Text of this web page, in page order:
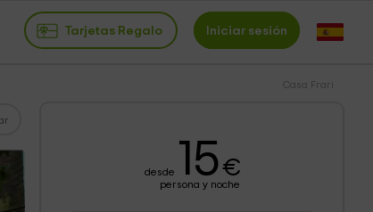
Tarjetas Regalo Iniciar sesión
Casa Frari
desde 15€
persona y noche